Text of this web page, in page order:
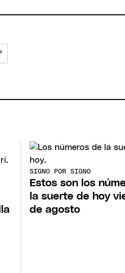
SIGNO POR SIGNO
Estos son los
la suerte de hoy
de agosto